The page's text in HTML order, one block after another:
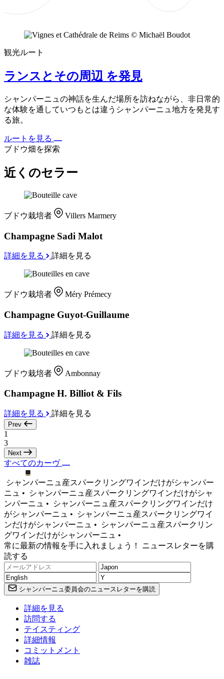
観光ルート
ランスとその周辺 を発見
シャンパーニュの神話を生んだ場所を訪ねながら、非日常的
な体験を通していつもとは違うシャンパーニュ地方を発見す
る旅。
ルートを見る
ブドウ畑を探索
近くのセラー
ブドウ栽培者 Villers Marmery
Champagne Sadi Malot
詳細を見る 詳細を見る
ブドウ栽培者 Méry Prémecy
Champagne Guyot-Guillaume
詳細を見る 詳細を見る
ブドウ栽培者 Ambonnay
Champagne H. Billiot & Fils
詳細を見る 詳細を見る
Prev
1
3
Next
すべてのカーヴ
シャンパーニュ産スパークリングワインだけがシャンパー
ニュ •
シャンパーニュ産スパークリングワインだけがシャ
ンパーニュ •
シャンパーニュ産スパークリングワインだけ
がシャンパーニュ •
シャンパーニュ産スパークリングワイ
ンだけがシャンパーニュ •
シャンパーニュ産スパークリン
グワインだけがシャンパーニュ •
常に最新の情報を手に入れましょう！ ニュースレターを購
読する
シャンパーニュ委員会のニュースレターを購読
詳細を見る
訪問する
テイスティング
詳細情報
コミットメント
雑誌